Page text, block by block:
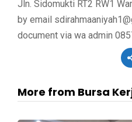
Jln. Sidomukti RT2 RW1
by email
document via wa admin
More from Bursa